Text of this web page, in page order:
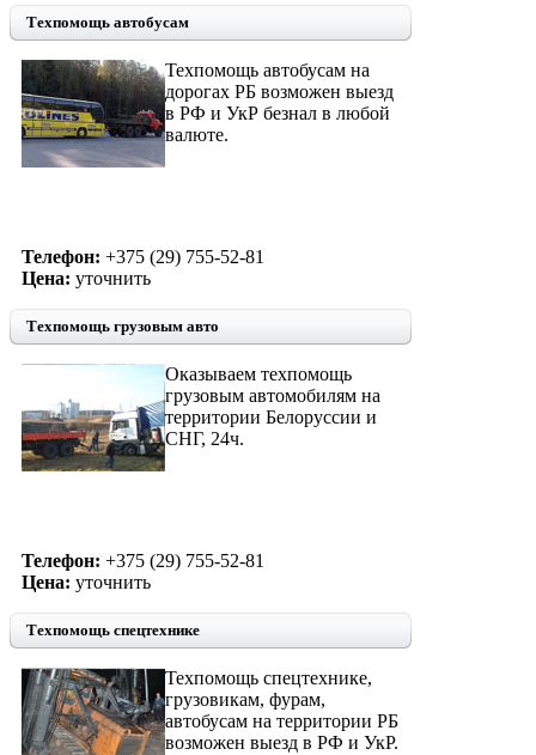
Техпомощь автобусам
Техпомощь автобусам на
дорогах РБ возможен выезд
в РФ и УкР безнал в любой
валюте.
Телефон: +375 (29) 755-52-81
Цена: уточнить
Техпомощь грузовым авто
Оказываем техпомощь
грузовым автомобилям на
территории Белоруссии и
СНГ, 24ч.
Телефон: +375 (29) 755-52-81
Цена: уточнить
Техпомощь спецтехнике
Техпомощь спецтехнике,
грузовикам, фурам,
автобусам на территории РБ
возможен выезд в РФ и УкР.